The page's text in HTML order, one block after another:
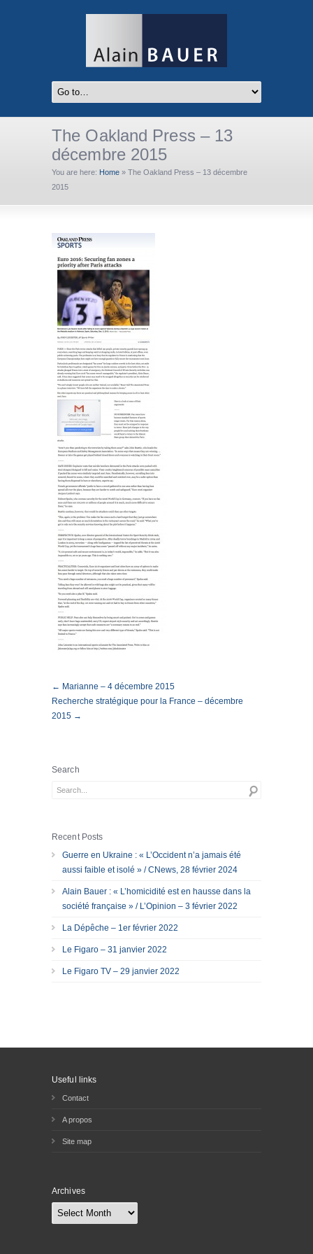
The Oakland Press – 13
décembre 2015
You are here: Home » The Oakland Press – 13 décembre
2015
← Marianne – 4 décembre 2015
Recherche stratégique pour la France – décembre
2015 →
Search
Recent Posts
Guerre en Ukraine : « L’Occident n’a jamais été
aussi faible et isolé » / CNews, 28 février 2024
Alain Bauer : « L’homicidité est en hausse dans la
société française » / L’Opinion – 3 février 2022
La Dépêche – 1er février 2022
Le Figaro – 31 janvier 2022
Le Figaro TV – 29 janvier 2022
Useful links
Contact
A propos
Site map
Archives
Archives